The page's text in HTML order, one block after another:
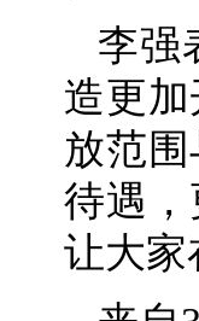
李强
造更
放范
待遇
让大家